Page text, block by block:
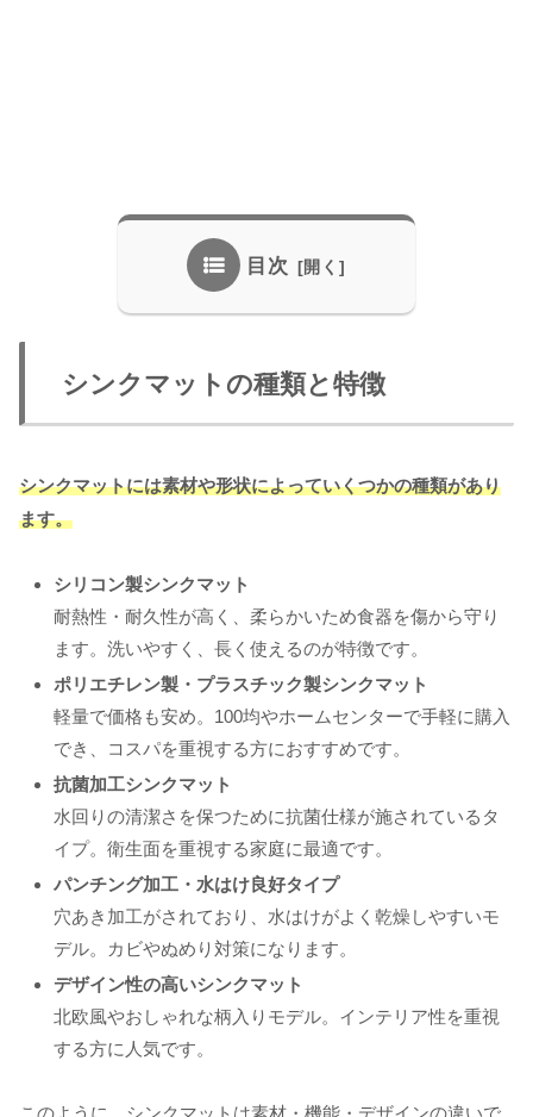
目次
シンクマットの種類と特徴
シンクマットには素材や形状によっていくつかの種類があり
ます。
シリコン製シンクマット
耐熱性・耐久性が高く、柔らかいため食器を傷から守り
ます。洗いやすく、長く使えるのが特徴です。
ポリエチレン製・プラスチック製シンクマット
軽量で価格も安め。100均やホームセンターで手軽に購入
でき、コスパを重視する方におすすめです。
抗菌加工シンクマット
水回りの清潔さを保つために抗菌仕様が施されているタ
イプ。衛生面を重視する家庭に最適です。
パンチング加工・水はけ良好タイプ
穴あき加工がされており、水はけがよく乾燥しやすいモ
デル。カビやぬめり対策になります。
デザイン性の高いシンクマット
北欧風やおしゃれな柄入りモデル。インテリア性を重視
する方に人気です。